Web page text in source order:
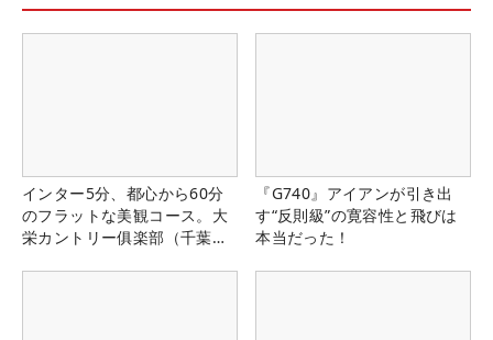
インター5分、都心から60分
のフラットな美観コース。大
栄カントリー俱楽部（千葉
『G740』アイアンが引き出
す“反則級”の寛容性と飛びは
本当だった！